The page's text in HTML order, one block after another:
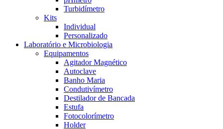
Turbidímetro
Kits
Individual
Personalizado
Laboratório e Microbiologia
Equipamentos
Agitador Magnético
Autoclave
Banho Maria
Condutivímetro
Destilador de Bancada
Estufa
Fotocolorímetro
Holder